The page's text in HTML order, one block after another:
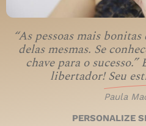
“As pessoas mais
delas mesmas. Se
chave para o
libertador! Seu
Paula
PERSONALIZE